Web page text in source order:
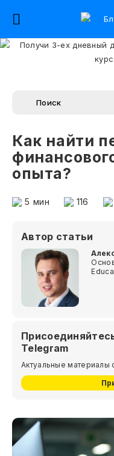
Как найти
опыта?
5 мин 116
Автор статьи
Telegram
Актуальные материалы